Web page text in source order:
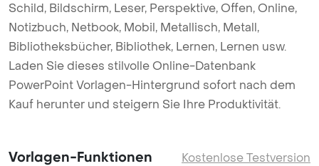
Schild, Bildschirm, Leser, Perspektive, Offen, Online,
Notizbuch, Netbook, Mobil, Metallisch, Metall,
Bibliotheksbücher, Bibliothek, Lernen, Lernen usw.
Laden Sie dieses stilvolle Online-Datenbank
PowerPoint Vorlagen-Hintergrund sofort nach dem
Kauf herunter und steigern Sie Ihre Produktivität.
Vorlagen-Funktionen Kostenlose Testversion